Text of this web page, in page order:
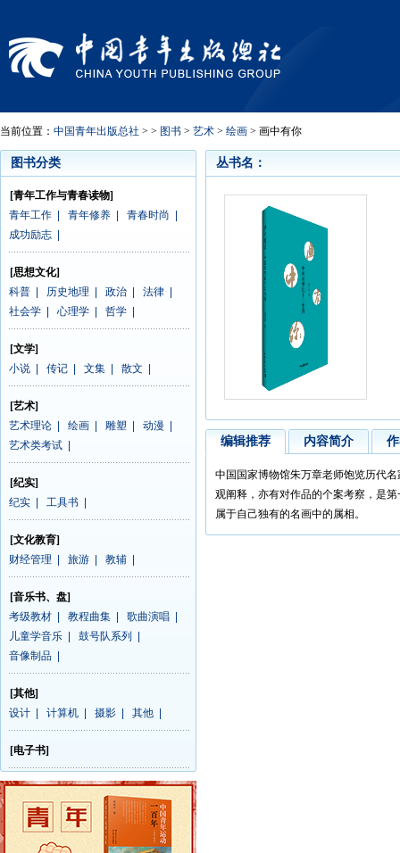
当前位置： 中国青年出版总社 > > 图书 > 艺术 > 绘画 > 画中有你
图书分类
[青年工作与青春读物]
青年工作
青年修养 青春时尚
成功励志
[思想文化]
科普
历史地理 政治 法律
社会学
心理学 哲学
[文学]
小说
传记 文集 散文
[艺术]
艺术理论
绘画 雕塑 动漫
艺术类考试
[纪实]
纪实
工具书
[文化教育]
财经管理
旅游 教辅
[音乐书、盘]
考级教材
教程曲集 歌曲演唱
儿童学音乐
鼓号队系列
音像制品
[其他]
设计
计算机 摄影 其他
[电子书]
丛书名：
编辑推荐 内容简介
中国国家博物馆朱万章老师饱览历代
观阐释，亦有对作品的个案考察，是
属于自己独有的名画中的属相。